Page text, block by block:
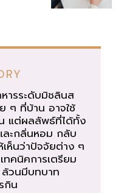
หารระดับมิชลินส
ๆ ที่บ้าน อาจใช้
แต่ผลลัพธ์ที่ได้ทั้ง
ละกลิ่นหอม กลับ
ห็นว่าปัจจัยต่าง ๆ
คนิคการเตรียม
ล้วนมีบทบาท
กิน